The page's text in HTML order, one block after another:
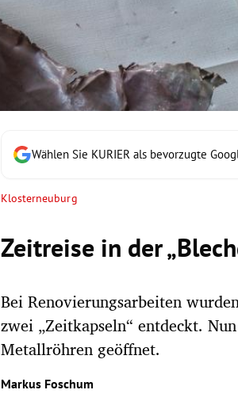
Wählen Sie KURIER als bevorzugte
Klosterneuburg
Zeitreise in der
Bei Renovierungsarbeiten
zwei „Zeitkapseln“ entdeckt.
Metallröhren geöffnet.
Markus Foschum